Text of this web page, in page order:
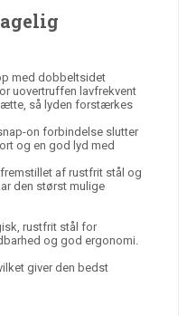
med dobbeltsidet
uovertruffen lavfrekvent
så lyden forstærkes
on forbindelse slutter
og en god lyd med
af rustfrit stål og
den størst mulige
rustfrit stål for
og god ergonomi.
giver den bedst